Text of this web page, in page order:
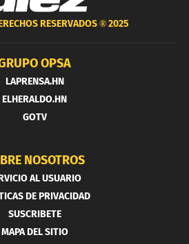
RESERVADOS ®2025
OPSA
LAPRENSA.HN
ELHERALDO.HN
GOTV
NOSOTROS
AL USUARIO
DE PRIVACIDAD
SUSCRIBETE
MAPA DEL SITIO